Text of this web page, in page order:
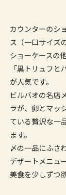
カウンターのシ
ス（一口サイズ
ショーケースの
「黒トリュフ
が人気です。
ビルバオの名店
ラが、卵とマッ
ている贅沢な一
ます。
〆の一品にふさ
デザートメニュ
美食を少しずつ